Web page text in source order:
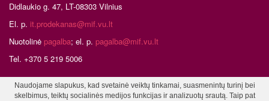
Didlaukio g. 47, LT-08303 Vilnius
El. p. it.prodekanas@mif.vu.lt
Nuotolinė pagalba; el. p. pagalba@mif.vu.lt
Tel. +370 5 219 5006
Naudojame slapukus, kad svetainė veiktų tinkamai, suasmenintų turinį bei
skelbimus, teiktų socialinės medijos funkcijas ir analizuotų srautą. Taip pat